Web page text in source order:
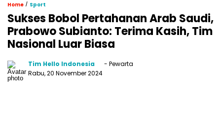
Home / Sport
Sukses Bobol Pertahanan Arab Saudi,
Prabowo Subianto: Terima Kasih, Tim
Nasional Luar Biasa
Tim Hello Indonesia
- Pewarta
Rabu, 20 November 2024